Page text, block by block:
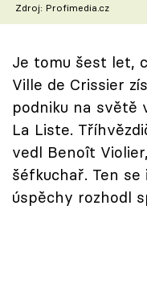
Sledujte prima+
Přihlášení
Sledujte nás
Zdroj: Profimedia.cz
Je tomu šest let,
Ville de Crissier
podniku na světě
La Liste.
vedl Benoît
šéfkuchař. Ten
úspěchy rozhodl